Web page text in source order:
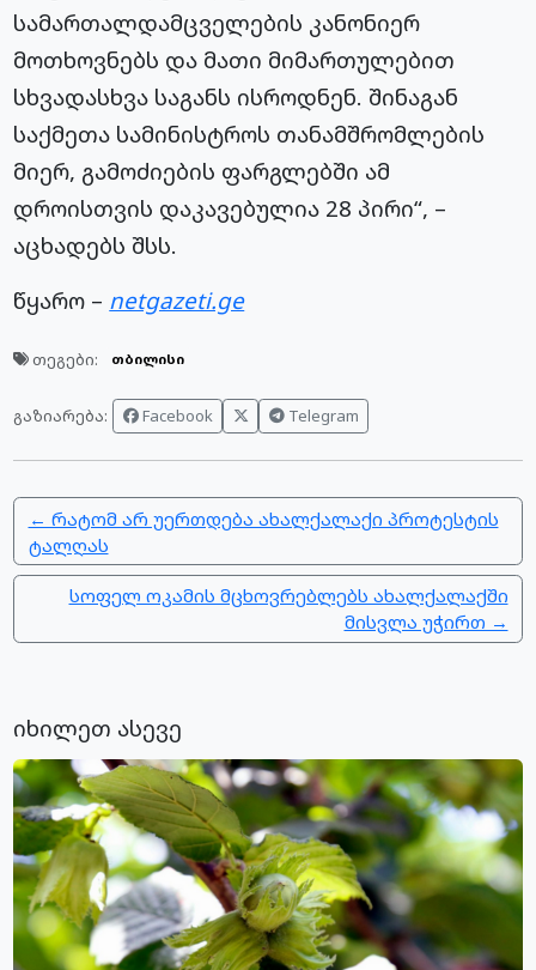
სამართალდამცველების კანონიერ
მოთხოვნებს და მათი მიმართულებით
სხვადასხვა საგანს ისროდნენ. შინაგან
საქმეთა სამინისტროს თანამშრომლების
მიერ, გამოძიების ფარგლებში ამ
დროისთვის დაკავებულია 28 პირი“, –
აცხადებს შსს.
წყარო – netgazeti.ge
თეგები: თბილისი
გაზიარება: Facebook Telegram
← რატომ არ უერთდება ახალქალაქი პროტესტის
ტალღას
სოფელ ოკამის მცხოვრებლებს ახალქალაქში
მისვლა უჭირთ →
იხილეთ ასევე